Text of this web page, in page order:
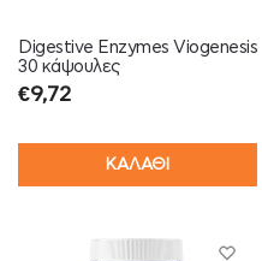
Digestive Enzymes Viogenesis
30 κάψουλες
€9,72
ΚΑΛΑΘΙ